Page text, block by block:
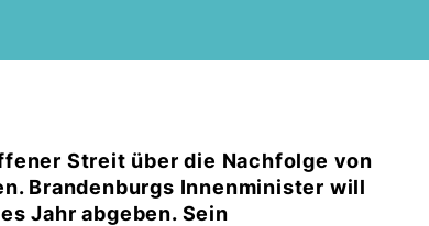
Streit über die Nachfolge von
Brandenburgs Innenminister will
Jahr abgeben. Sein